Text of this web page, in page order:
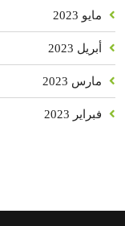
مايو 2023
أبريل 2023
مارس 2023
فبراير 2023